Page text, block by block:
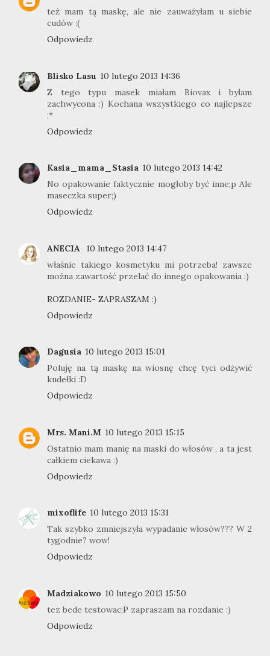
też mam tą maskę, ale nie zauważyłam u siebie
cudów :(
Odpowiedz
Blisko Lasu 10 lutego 2013 14:36
Z tego typu masek miałam Biovax i byłam
zachwycona :) Kochana wszystkiego co najlepsze
;*
Odpowiedz
Kasia_mama_Stasia 10 lutego 2013 14:42
No opakowanie faktycznie mogłoby być inne;p Ale
maseczka super;)
Odpowiedz
ANECIA
10 lutego 2013 14:47
właśnie takiego kosmetyku mi potrzeba! zawsze
można zawartość przelać do innego opakowania :)
ROZDANIE- ZAPRASZAM :)
Odpowiedz
Dagusia 10 lutego 2013 15:01
Poluję na tą maskę na wiosnę chcę tyci odżywić
kudełki :D
Odpowiedz
Mrs. Mani.M 10 lutego 2013 15:15
Ostatnio mam manię na maski do włosów , a ta jest
całkiem ciekawa :)
Odpowiedz
mixoflife 10 lutego 2013 15:31
Tak szybko zmniejszyła wypadanie włosów??? W 2
tygodnie? wow!
Odpowiedz
Madziakowo 10 lutego 2013 15:50
tez bede testowac;P zapraszam na rozdanie :)
Odpowiedz